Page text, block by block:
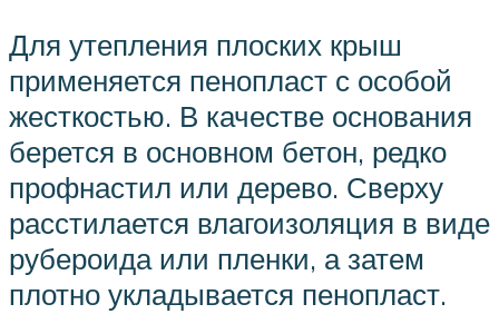
Для утепления плоских крыш
применяется пенопласт с особой
жесткостью. В качестве основания
берется в основном бетон, редко
профнастил или дерево. Сверху
расстилается влагоизоляция в виде
рубероида или пленки, а затем
плотно укладывается пенопласт.